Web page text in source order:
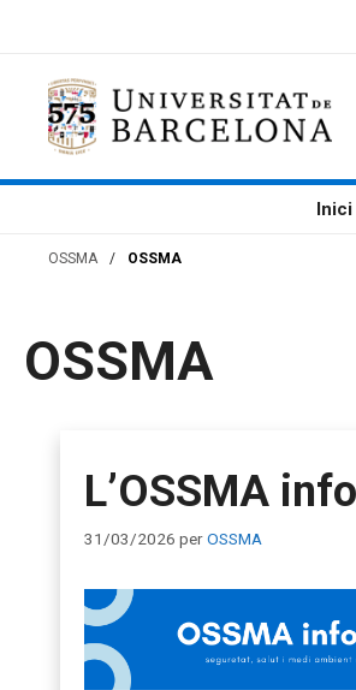
Inici
OSSMA / OSSMA
OSSMA
L’OSSMA
31/03/2026 perOSSMA